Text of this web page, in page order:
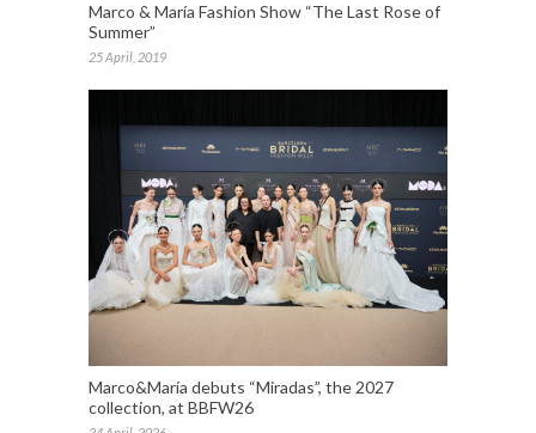
Marco & María Fashion Show “The Last Rose of
Summer”
25 April, 2019
Marco&María debuts “Miradas”, the 2027
collection, at BBFW26